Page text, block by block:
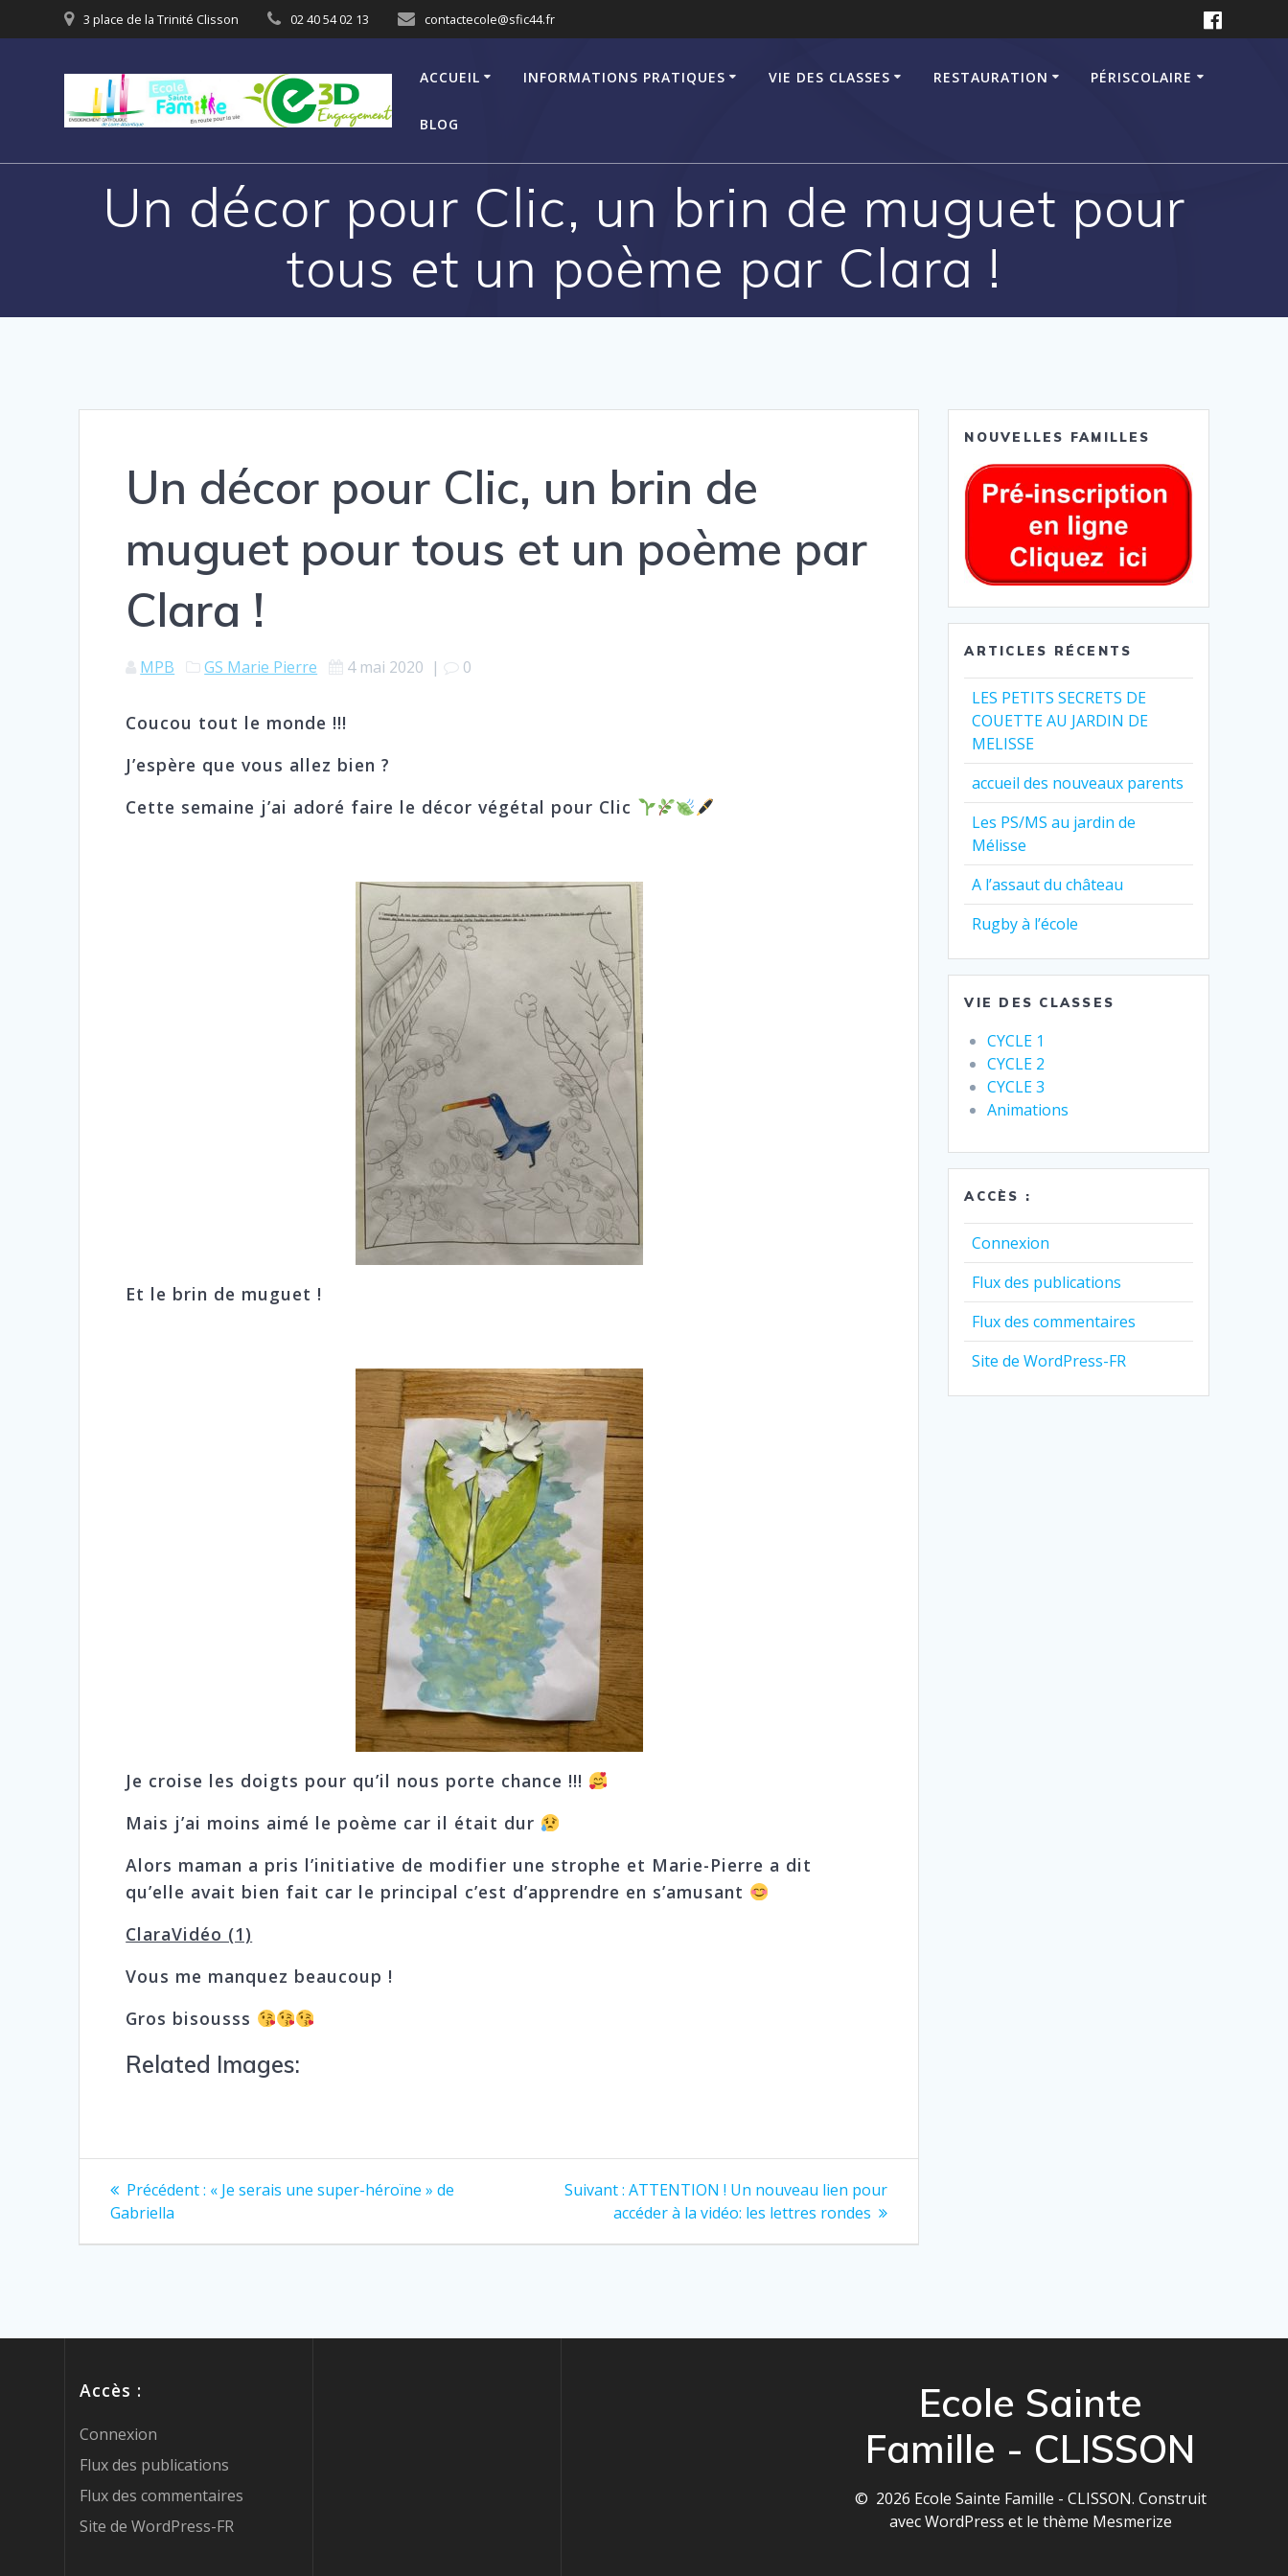
3 place de la Trinité Clisson 02 40 54 02 13 contactecole@sfic44.fr
ACCUEIL INFORMATIONS PRATIQUES VIE DES CLASSES RESTAURATION PÉRISCOLAIRE
BLOG
Un décor pour Clic, un brin de muguet pour
tous et un poème par Clara !
Un décor pour Clic, un brin de
muguet pour tous et un poème par
Clara !
MPB GS Marie Pierre 4 mai 2020 | 0
Coucou tout le monde !!!
J’espère que vous allez bien ?
Cette semaine j’ai adoré faire le décor végétal pour Clic
Et le brin de muguet !
Je croise les doigts pour qu’il nous porte chance !!!
Mais j’ai moins aimé le poème car il était dur
Alors maman a pris l’initiative de modifier une strophe et Marie-Pierre a dit
qu’elle avait bien fait car le principal c’est d’apprendre en s’amusant
ClaraVidéo (1)
Vous me manquez beaucoup !
Gros bisousss
Related Images:
Précédent : « Je serais une super-héroïne » de
Gabriella
Suivant : ATTENTION ! Un nouveau lien pour
accéder à la vidéo: les lettres rondes
NOUVELLES FAMILLES
ARTICLES RÉCENTS
LES PETITS SECRETS DE
COUETTE AU JARDIN DE
MELISSE
accueil des nouveaux parents
Les PS/MS au jardin de
Mélisse
A l’assaut du château
Rugby à l’école
VIE DES CLASSES
CYCLE 1
CYCLE 2
CYCLE 3
Animations
ACCÈS :
Connexion
Flux des publications
Flux des commentaires
Site de WordPress-FR
Accès :
Connexion
Flux des publications
Flux des commentaires
Site de WordPress-FR
Ecole Sainte
Famille - CLISSON
© 2026 Ecole Sainte Famille - CLISSON. Construit
avec WordPress et le thème Mesmerize